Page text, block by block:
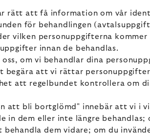
rätt att få information om vår
för behandlingen
vilken personuppgifterna
innan de behandlas.
om vi behandlar dina
att vi rättar
att regelbundet kontrollera
att bli bortglömd" innebär att vi i
in dem eller inte längre
dem vidare; om du